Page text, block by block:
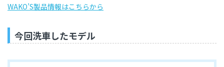
WAKO’S製品情報はこちらから
今回洗車したモデル